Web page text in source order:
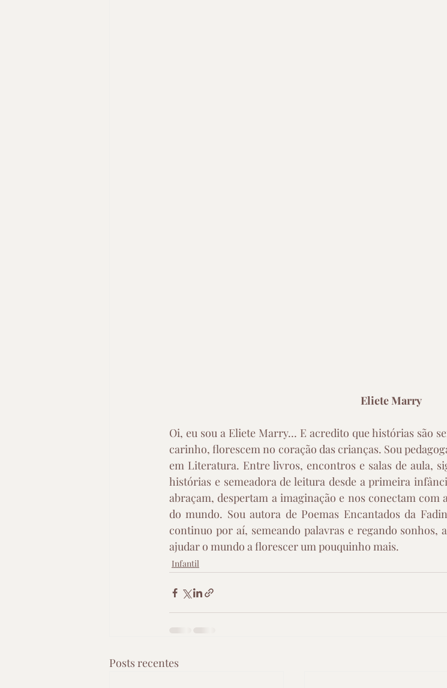
Eliete Marry
Oi, eu sou a Eliete Marry… E acredito que histórias são
carinho, florescem no coração das crianças. Sou
em Literatura. Entre livros, encontros e salas de aula,
histórias e semeadora de leitura desde a primeira
abraçam, despertam a imaginação e nos conectam com
do mundo. Sou autora de Poemas Encantados da
continuo por aí, semeando palavras e regando sonhos,
ajudar o mundo a florescer um pouquinho mais.
Infantil
Posts recentes